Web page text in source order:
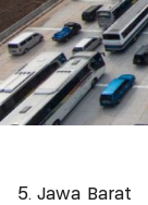
5. Jawa Barat